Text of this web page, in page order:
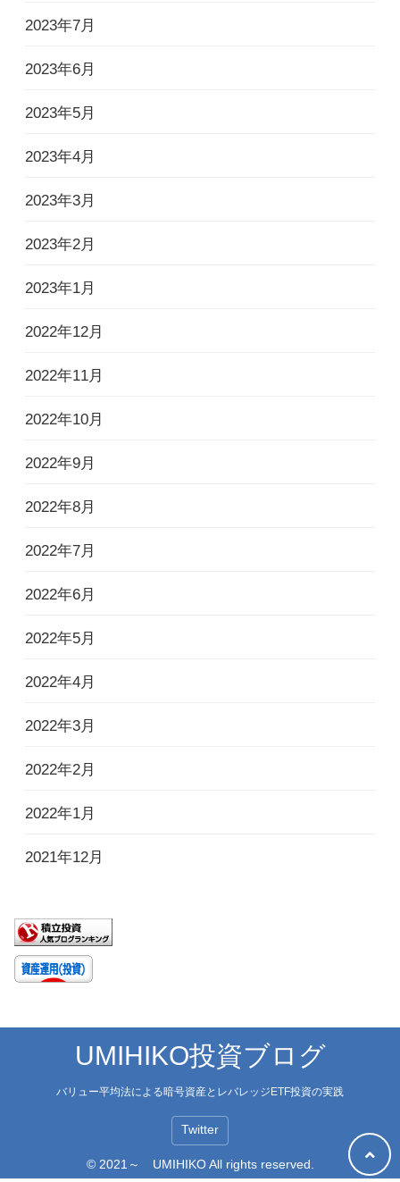
2023年7月
2023年6月
2023年5月
2023年4月
2023年3月
2023年2月
2023年1月
2022年12月
2022年11月
2022年10月
2022年9月
2022年8月
2022年7月
2022年6月
2022年5月
2022年4月
2022年3月
2022年2月
2022年1月
2021年12月
UMIHIKO投資ブログ
バリュー平均法による暗号資産とレバレッジETF投資の実践
Twitter
© 2021～ UMIHIKO All rights reserved.